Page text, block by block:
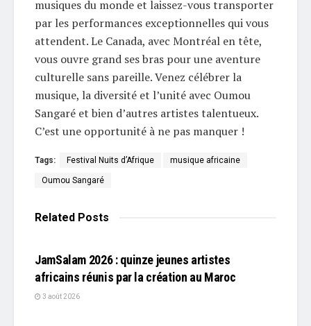
musiques du monde et laissez-vous transporter
par les performances exceptionnelles qui vous
attendent. Le Canada, avec Montréal en tête,
vous ouvre grand ses bras pour une aventure
culturelle sans pareille. Venez célébrer la
musique, la diversité et l’unité avec Oumou
Sangaré et bien d’autres artistes talentueux.
C’est une opportunité à ne pas manquer !
Tags: Festival Nuits d’Afrique musique africaine
Oumou Sangaré
Related Posts
JamSalam 2026 : quinze jeunes artistes
africains réunis par la création au Maroc
3 août 2026